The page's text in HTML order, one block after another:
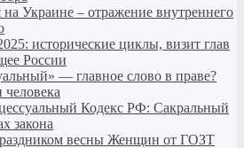
Украине – отражение внутреннего
исторические циклы, визит глав
России
— главное слово в праве?
Кодекс РФ: Сакральный
закона
весны Женщин от ГОЗТ